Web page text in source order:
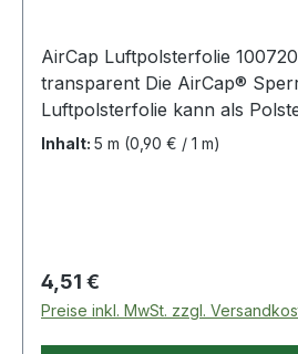
AirCap Luftpolsterfolie
transparent Die AirCap®
Luftpolsterfolie kann als
Zwischenlage und
abreißen (Messer und Schere
30 % weniger Volumen durch
Aufwicklung.
Inhalt: 5 m (0,90 € / 1 m)
Regulärer Preis:
4,51 €
Preise inkl. MwSt. zzgl.